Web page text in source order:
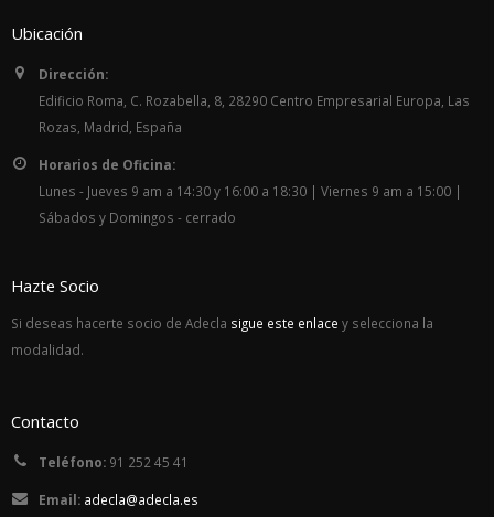
Ubicación
Dirección:
Edificio Roma, C. Rozabella, 8, 28290 Centro Empresarial Europa, Las
Rozas, Madrid, España
Horarios de Oficina:
Lunes - Jueves 9 am a 14:30 y 16:00 a 18:30 | Viernes 9 am a 15:00 |
Sábados y Domingos - cerrado
Hazte Socio
Si deseas hacerte socio de Adecla sigue este enlace y selecciona la
modalidad.
Contacto
Teléfono: 91 252 45 41
Email: adecla@adecla.es